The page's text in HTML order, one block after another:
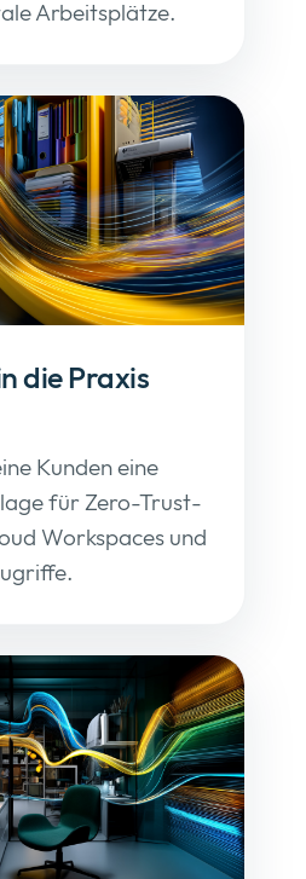
Arbeitsplätze.
die Praxis
Kunden eine
für Zero-Trust-
Workspaces und